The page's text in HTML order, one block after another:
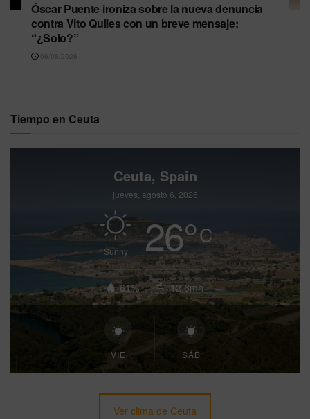
Óscar Puente ironiza sobre la nueva denuncia
contra Vito Quiles con un breve mensaje:
“¿Solo?”
06/08/2026
Tiempo en Ceuta
Ceuta, Spain
jueves, agosto 6, 2026
Sunny 26°C
61% 12.6mh
VIE SÁB
Ver clima de Ceuta